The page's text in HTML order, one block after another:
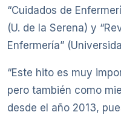
“Cuidados de
(U. de la Serena) y
Enfermería”
“Este hito es muy
pero también como
desde el año 2013,